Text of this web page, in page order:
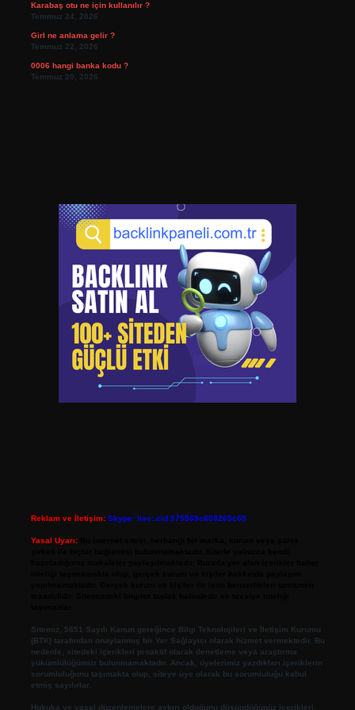
Karabaş otu ne için kullanılır ?
Temmuz 24, 2026
Girl ne anlama gelir ?
Temmuz 22, 2026
0006 hangi banka kodu ?
Temmuz 20, 2026
Reklam ve İletişim: Skype: live:.cid.575569c608265c69
Yasal Uyarı:
Sitemiz, 5651 Sayılı Kanun gereğince Bilgi Teknolojileri ve İletişim Kurumu
(BTK) tarafından onaylanmış bir Yer Sağlayıcı olarak hizmet vermektedir. Bu
nedenle, sitedeki içerikleri proaktif olarak denetleme veya araştırma
yükümlülüğümüz bulunmamaktadır. Ancak, üyelerimiz yazdıkları içeriklerin
sorumluluğunu taşımakta olup, siteye üye olarak bu sorumluluğu kabul
etmiş sayılırlar.
Hukuka ve yasal düzenlemelere aykırı olduğunu düşündüğünüz içerikleri,